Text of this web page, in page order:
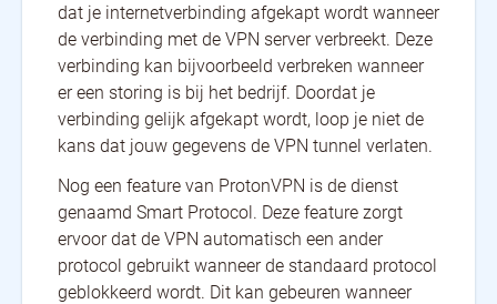
dat je internetverbinding afgekapt wordt wanneer
de verbinding met de VPN server verbreekt. Deze
verbinding kan bijvoorbeeld verbreken wanneer
er een storing is bij het bedrijf. Doordat je
verbinding gelijk afgekapt wordt, loop je niet de
kans dat jouw gegevens de VPN tunnel verlaten.
Nog een feature van ProtonVPN is de dienst
genaamd Smart Protocol. Deze feature zorgt
ervoor dat de VPN automatisch een ander
protocol gebruikt wanneer de standaard protocol
geblokkeerd wordt. Dit kan gebeuren wanneer